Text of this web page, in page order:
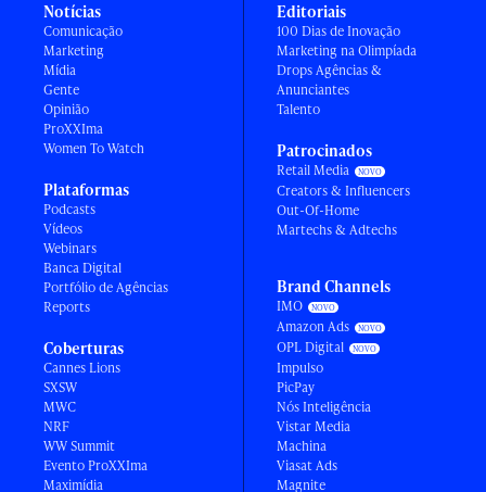
Notícias
Comunicação
Marketing
Mídia
Gente
Opinião
ProXXIma
Women To Watch
Plataformas
Podcasts
Vídeos
Webinars
Banca Digital
Portfólio de Agências
Reports
Coberturas
Cannes Lions
SXSW
MWC
NRF
WW Summit
Evento ProXXIma
Maximídia
Editoriais
100 Dias de Inovação
Marketing na Olimpíada
Drops Agências &
Anunciantes
Talento
Patrocinados
Retail Media
Creators & Influencers
Out-Of-Home
Martechs & Adtechs
Brand Channels
IMO
Amazon Ads
OPL Digital
Impulso
PicPay
Nós Inteligência
Vistar Media
Machina
Viasat Ads
Magnite